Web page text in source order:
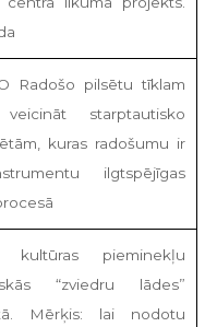
Radošo pilsētu tīklam
starptautisko
kuras radošumu ir
ilgtspējīgas
kultūras pieminekļu
“zviedru lādes”
Mērķis: lai nodotu